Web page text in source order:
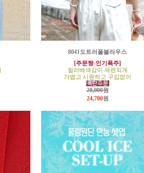
8041도트러플블라우스
[주문짱-인기폭주]
컬러배색감이 세련되게
가볍고 시원하고 구김없이
28,000원
24,700원